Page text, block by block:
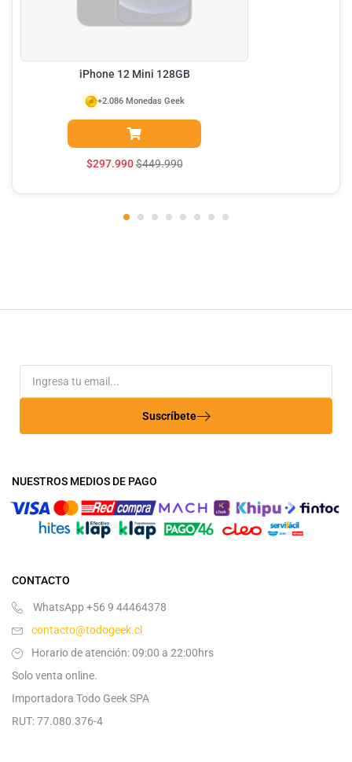
iPhone 12 Mini 128GB
$297.990$449.990
+2.086 Monedas Geek
Suscríbete
NUESTROS MEDIOS DE PAGO
CONTACTO
WhatsApp +56 9 44464378
contacto@todogeek.cl
Horario de atención: 09:00 a 22:00hrs
Solo venta online.
Importadora Todo Geek SPA
RUT: 77.080.376-4